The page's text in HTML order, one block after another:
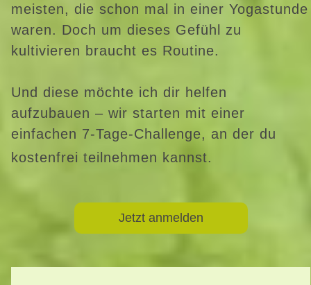
meisten, die schon mal in einer Yogastunde
waren. Doch um dieses Gefühl zu
kultivieren braucht es Routine.
Und diese möchte ich dir helfen
aufzubauen – wir starten mit einer
einfachen 7-Tage-Challenge, an der du
kostenfrei teilnehmen kannst.
Jetzt anmelden